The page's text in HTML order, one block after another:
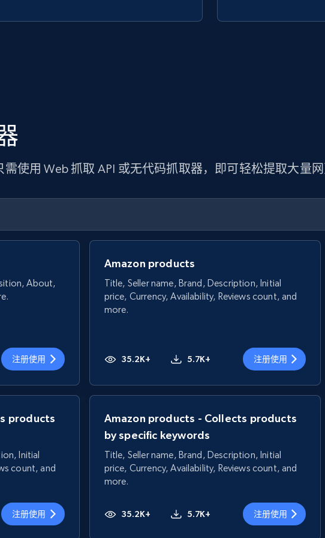
使用 Web 抓取 API 或无代码抓取器，即可轻松提取大量
About,
注册使用
Amazon products
Title, Seller name, Brand, Description, Initial
price, Currency, Availability, Reviews count, and
more.
35.2K+ 5.7K+ 注册使用
products
Initial
count, and
注册使用
Amazon products - Collects products
by specific keywords
Title, Seller name, Brand, Description, Initial
price, Currency, Availability, Reviews count, and
more.
35.2K+ 5.7K+ 注册使用